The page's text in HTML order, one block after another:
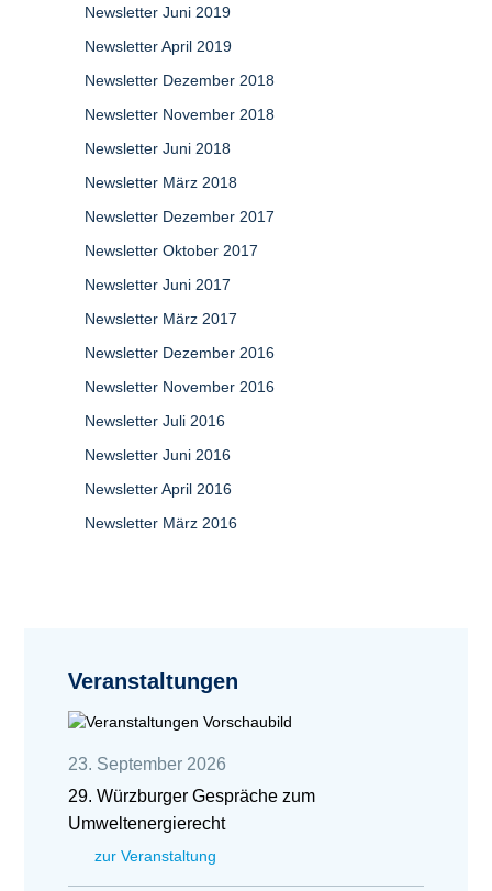
Newsletter Juni 2019
Newsletter April 2019
Newsletter Dezember 2018
Newsletter November 2018
Newsletter Juni 2018
Newsletter März 2018
Newsletter Dezember 2017
Newsletter Oktober 2017
Newsletter Juni 2017
Newsletter März 2017
Newsletter Dezember 2016
Newsletter November 2016
Newsletter Juli 2016
Newsletter Juni 2016
Newsletter April 2016
Newsletter März 2016
Veranstaltungen
23. September 2026
29. Würzburger Gespräche zum
Umweltenergierecht
zur Veranstaltung